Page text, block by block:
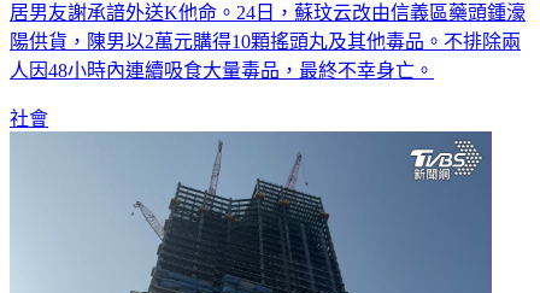
居男友謝承諳外送K他命。24日，蘇玟云改由信義區藥頭鍾濠
陽供貨，陳男以2萬元購得10顆搖頭丸及其他毒品。不排除兩
人因48小時內連續吸食大量毒品，最終不幸身亡。
社會